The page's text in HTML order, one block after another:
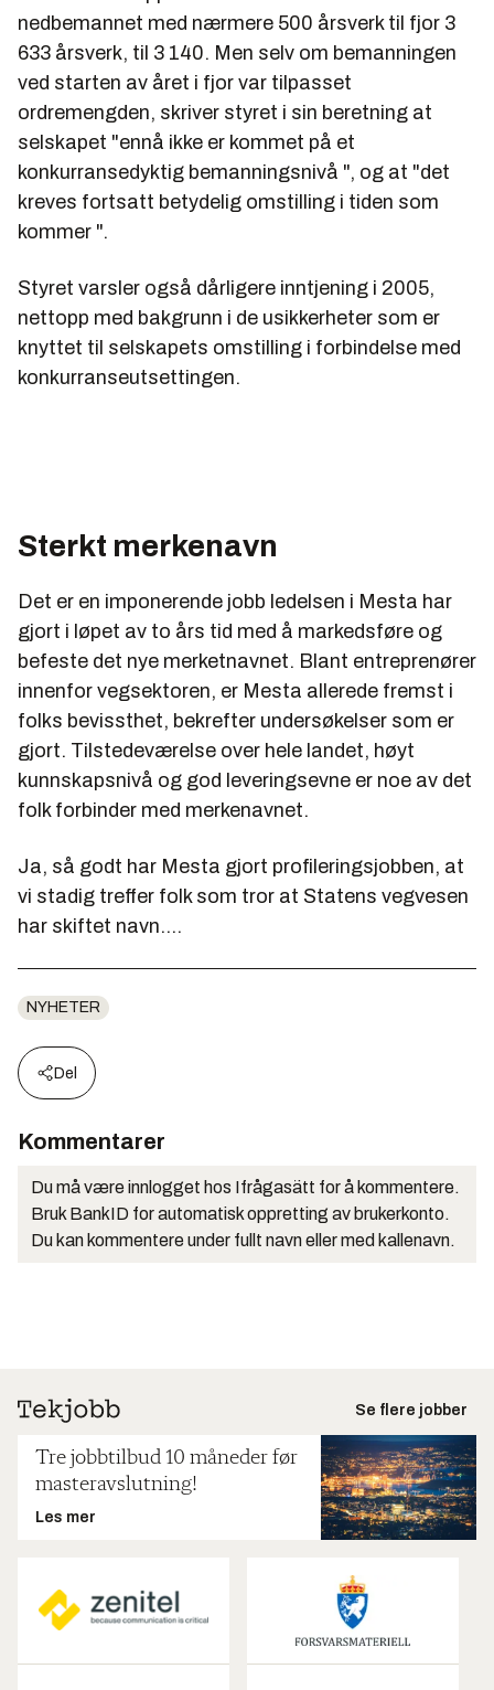
nedbemannet med nærmere 500 årsverk til fjor 3
633 årsverk, til 3 140. Men selv om bemanningen
ved starten av året i fjor var tilpasset
ordremengden, skriver styret i sin beretning at
selskapet "ennå ikke er kommet på et
konkurransedyktig bemanningsnivå ", og at "det
kreves fortsatt betydelig omstilling i tiden som
kommer ".
Styret varsler også dårligere inntjening i 2005,
nettopp med bakgrunn i de usikkerheter som er
knyttet til selskapets omstilling i forbindelse med
konkurranseutsettingen.
Sterkt merkenavn
Det er en imponerende jobb ledelsen i Mesta har
gjort i løpet av to års tid med å markedsføre og
befeste det nye merketnavnet. Blant entreprenører
innenfor vegsektoren, er Mesta allerede fremst i
folks bevissthet, bekrefter undersøkelser som er
gjort. Tilstedeværelse over hele landet, høyt
kunnskapsnivå og god leveringsevne er noe av det
folk forbinder med merkenavnet.
Ja, så godt har Mesta gjort profileringsjobben, at
vi stadig treffer folk som tror at Statens vegvesen
har skiftet navn....
NYHETER
Del
Kommentarer
Du må være innlogget hos Ifrågasätt for å kommentere.
Bruk BankID for automatisk oppretting av brukerkonto.
Du kan kommentere under fullt navn eller med kallenavn.
Se flere jobber
Tre jobbtilbud 10 måneder før
masteravslutning!
Les mer